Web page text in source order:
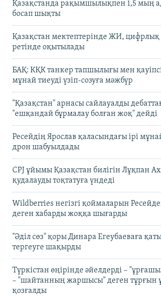
Қазақстанда рақымшылықпен 1,5 мың
босап шықты
Қазақстан мектептерінде ЖИ, цифрлық
ретінде оқытылады
БАҚ: КҚК танкер тапшылығы мен
мұнай тиеуді үзіп-созуға мәжбүр
"Қазақстан" арнасы сайлауалды
"ешқандай бұрмалау болған жоқ" дейді
Ресейдің Ярослав қаласындағы ірі
дрон шабуылдады
CPJ ұйымы Қазақстан билігін Лұқпан
қудалауды тоқтатуға үндеді
Wildberries негізгі қоймаларын
деген хабарды жоққа шығарды
"Әділ сөз" қоры Динара Егеубаеваға
тергеуге шақырды
Түркістан өңірінде әйелдерді –
– "шайтанның жаршысы" деген тұрғын
қозғалды